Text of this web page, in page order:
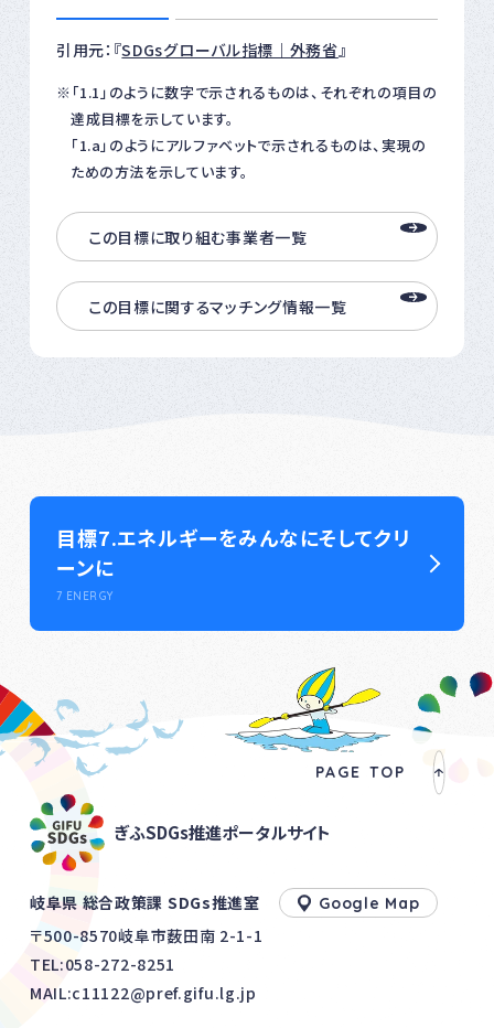
引用元：『SDGsグローバル指標｜外務省 』
「1.1」のように数字で示されるものは、それぞれの項目の
達成目標を示しています。
「1.a」のようにアルファベットで示されるものは、実現の
ための方法を示しています。
この目標に取り組む事業者一覧
この目標に関するマッチング情報一覧
目標7.エネルギーをみんなにそしてクリ
ーンに
7 ENERGY
PAGE TOP
ぎふSDGs推進ポータルサイト
岐阜県 総合政策課 SDGs推進室 Google Map
〒500-8570岐阜市薮田南 2-1-1
TEL:058-272-8251
MAIL:c11122@pref.gifu.lg.jp